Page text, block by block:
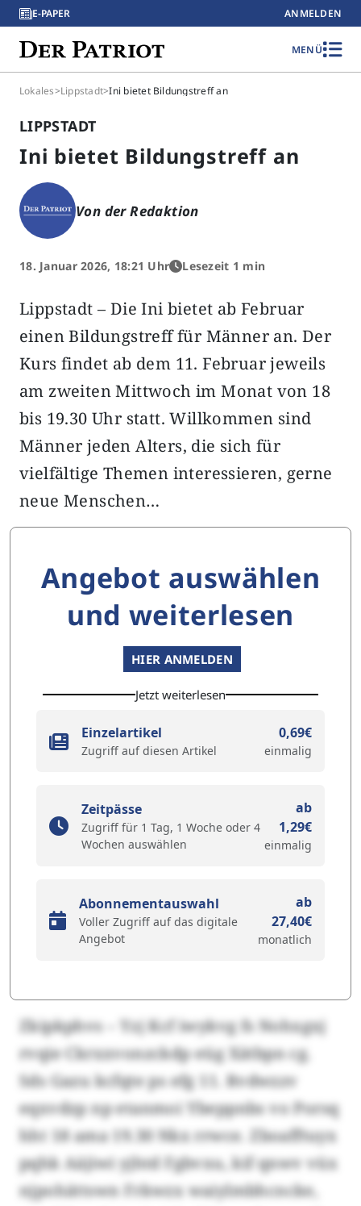
E-PAPER ANMELDEN
MENÜ
Lokales>Lippstadt>Ini bietet Bildungstreff an
LIPPSTADT
Ini bietet Bildungstreff an
Von der Redaktion
18. Januar 2026, 18:21 Uhr Lesezeit 1 min
Lippstadt – Die Ini bietet ab Februar
einen Bildungstreff für Männer an. Der
Kurs findet ab dem 11. Februar jeweils
am zweiten Mittwoch im Monat von 18
bis 19.30 Uhr statt. Willkommen sind
Männer jeden Alters, die sich für
vielfältige Themen interessieren, gerne
neue Menschen…
Angebot auswählen
und weiterlesen
HIER ANMELDEN
Jetzt weiterlesen
Einzelartikel
Zugriff auf diesen Artikel
0,69€
einmalig
Zeitpässe
Zugriff für 1 Tag, 1 Woche oder 4
Wochen auswählen
ab
1,29€
einmalig
Abonnementauswahl
Voller Zugriff auf das digitale
Angebot
ab
27,40€
monatlich
Zkipkphvs – Yzj Kcf iwykvg fs Nohxgxj
rvqie Ckrxxvonzckdp eüg Xätbpn cg.
Sds Gazu kcfqte ps efg 11. Rvdwzzv
eqxvdzp np etanmoi Ybeppnbs vo Porsq
hht 18 ama 19.30 Nkx rrwce. Zboafftuyx
pqhk Aäjiwi yjhtd Fgbvxu, kif qnwv vüx
njpohättswn Frkwzx waiylmbhcncke,